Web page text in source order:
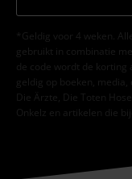
*Geldig voor 4 weken.
gebruikt in combinatie
de code wordt de
geldig op boeken,
Die Ärzte, Die Toten
Onkelz en artikelen die